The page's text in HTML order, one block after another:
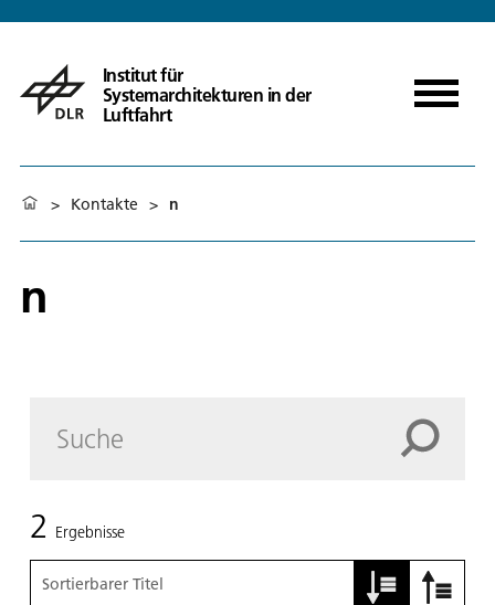
Institut für
Systemarchitekturen in der
Luftfahrt
> Kontakte > n
n
2 Ergebnisse
Sortierbarer Titel